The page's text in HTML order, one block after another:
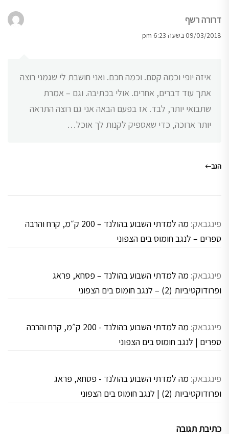
דרורה רשף
09/03/2018 בשעה 6:23 pm
איזה יופי וכמה קסם. וכמה חכם. ואני חושבת לי שגמני רוצה
אתך עוד דברים, אחרים. אולי בכתיבה. וגם – אמרת
שתבואי יותר, לבד. אז בפעם הבאה אני גם רוצה התראה
יותר ארוכה, כדי שאספיק לקנות לך אוכל…
הגב
פינגבאק:
מה למדתי השבוע בהולנד – 200 ק״מ, קרח והרבה
ספרים – לנגב חומוס בים הצפוני
פינגבאק: מה למדתי השבוע בהולנד – פסחא, פראג
ופרודוקטיביות (2) – לנגב חומוס בים הצפוני
פינגבאק:
מה למדתי השבוע בהולנד - 200 ק״מ, קרח והרבה
ספרים | לנגב חומוס בים הצפוני
פינגבאק: מה למדתי השבוע בהולנד - פסחא, פראג
ופרודוקטיביות (2) | לנגב חומוס בים הצפוני
כתיבת תגובה